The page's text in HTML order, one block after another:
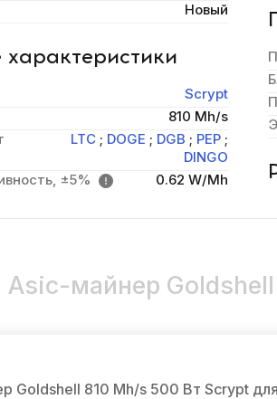
Новый
Scrypt
810 Mh/s
LTC ; DOGE ; DGB ; PEP ;
DINGO
±5%
0.62 W/Mh
Asic-майнер
Goldshell 810 Mh/s 500 Вт Scrypt